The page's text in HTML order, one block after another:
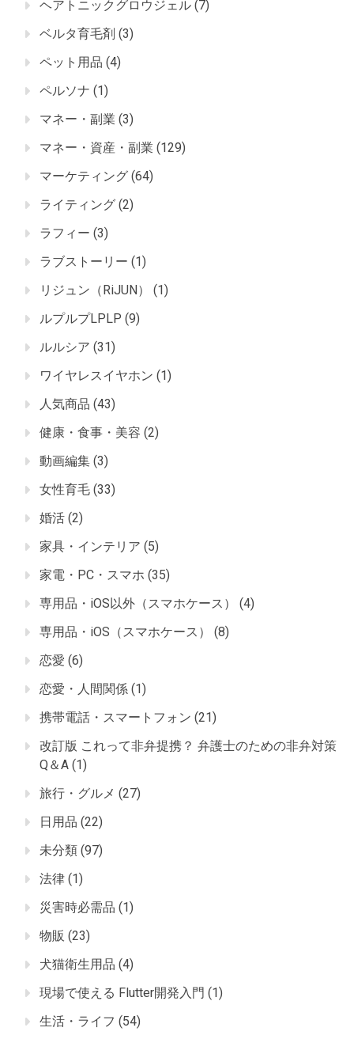
ヘアトニックグロウジェル (7)
ベルタ育毛剤 (3)
ペット用品 (4)
ペルソナ (1)
マネー・副業 (3)
マネー・資産・副業 (129)
マーケティング (64)
ライティング (2)
ラフィー (3)
ラブストーリー (1)
リジュン（RiJUN）
(1)
ルプルプLPLP (9)
ルルシア (31)
ワイヤレスイヤホン (1)
人気商品 (43)
健康・食事・美容 (2)
動画編集 (3)
女性育毛 (33)
婚活 (2)
家具・インテリア (5)
家電・PC・スマホ (35)
専用品・iOS以外（スマホケース）
(4)
専用品・iOS（スマホケース）
(8)
恋愛 (6)
恋愛・人間関係 (1)
携帯電話・スマートフォン (21)
改訂版 これって非弁提携？ 弁護士のための非弁対策
Q＆A (1)
旅行・グルメ (27)
日用品 (22)
未分類 (97)
法律 (1)
災害時必需品 (1)
物販 (23)
犬猫衛生用品 (4)
現場で使える Flutter開発入門 (1)
生活・ライフ (54)